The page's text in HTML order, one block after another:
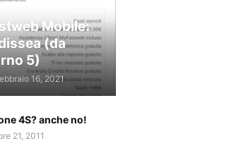
Mobile:
(da
5)
16, 2021
4S? anche no!
21, 2011